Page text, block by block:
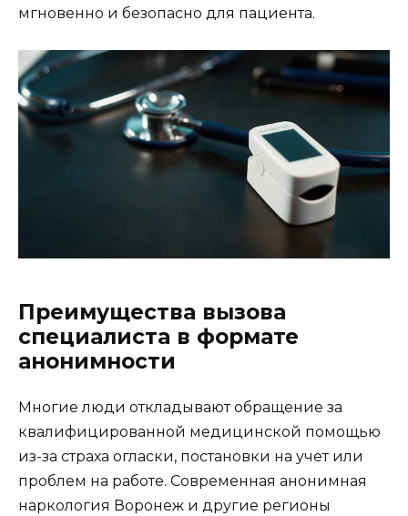
мгновенно и безопасно для пациента.
Преимущества вызова
специалиста в формате
анонимности
Многие люди откладывают обращение за
квалифицированной медицинской помощью
из-за страха огласки, постановки на учет или
проблем на работе. Современная анонимная
наркология Воронеж и другие регионы